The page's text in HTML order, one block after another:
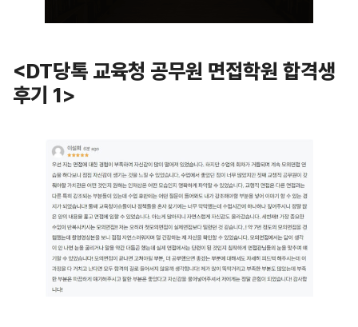
<DT당톡 교육청 공무원 면접학원 합격생
후기 1>